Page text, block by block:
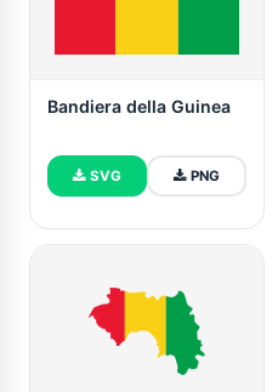
Bandiera della Guinea
SVG PNG